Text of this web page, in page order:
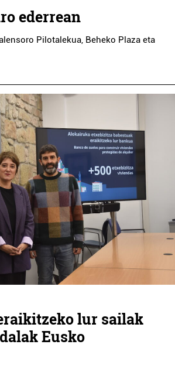
ederrean
Pilotalekua, Beheko Plaza eta
lur sailak
Eusko